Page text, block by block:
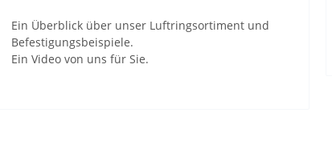
Ein Überblick über unser Luftringsortiment und
Befestigungsbeispiele.
Ein Video von uns für Sie.